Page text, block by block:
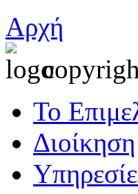
Αρχή
Το
Διοίκηση